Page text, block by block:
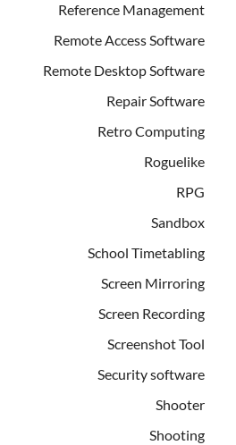
Reference Management
Remote Access Software
Remote Desktop Software
Repair Software
Retro Computing
Roguelike
RPG
Sandbox
School Timetabling
Screen Mirroring
Screen Recording
Screenshot Tool
Security software
Shooter
Shooting